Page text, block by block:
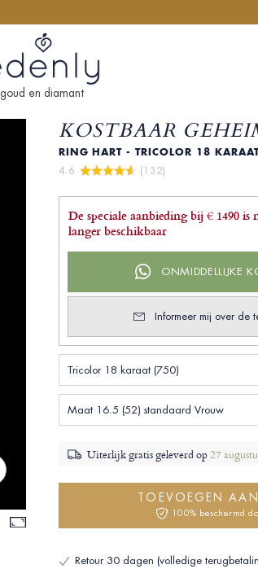
goud en diamant
KOSTBAAR
RING HART - TRICOLOR 18
4.6
(132)
De speciale aanbieding bij € 1490 is
langer beschikbaar
ONMIDDELLIJKE
Informeer mij over de
Tricolor 18 karaat (750)
Maat 16.5 (52) standaard Vrouw
Uiterlijk gratis geleverd op27
TOEVOEGEN
100% beschermd
Retour 30 dagen (volledige